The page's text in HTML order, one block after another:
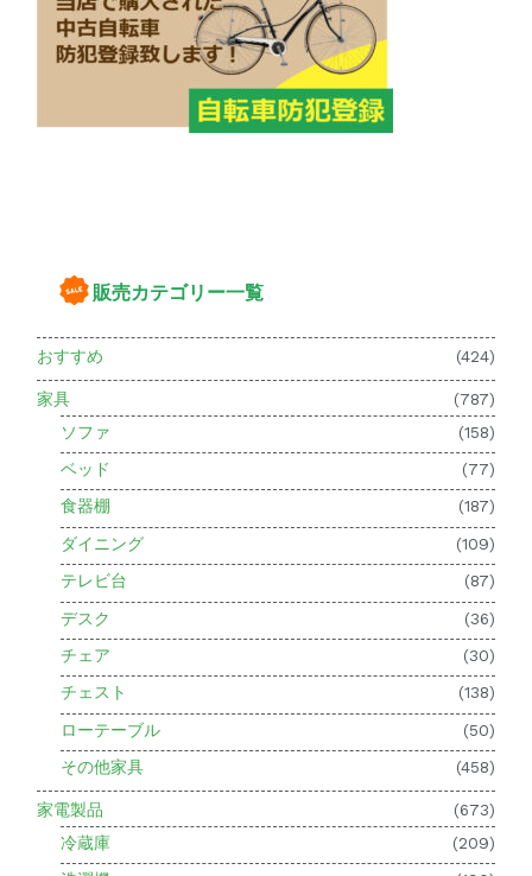
販売カテゴリー一覧
おすすめ (424)
家具
(787)
ソファ
(158)
ベッド
(77)
食器棚
(187)
ダイニング
(109)
テレビ台
(87)
デスク
(36)
チェア
(30)
チェスト
(138)
ローテーブル
(50)
その他家具
(458)
家電製品
(673)
冷蔵庫
(209)